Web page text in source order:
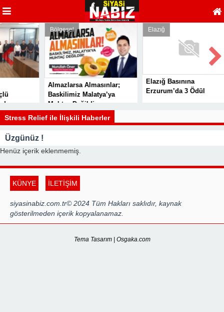
Bölgesel
Almazlarsa Almasınlar;
Baskilimiz Malatya’ya
Muhtaç Değildir
Elazığ
Elazığ Basınına
Erzurum’da 3 Ödül
Stress Relief ile İlişkili Haberler
Üzgünüz !
Henüz içerik eklenmemiş.
KÜNYE İLETİŞİM
siyasinabiz.com.tr© 2024 Tüm Hakları saklıdır, kaynak
gösterilmeden içerik kopyalanamaz.
Tema Tasarım | Osgaka.com